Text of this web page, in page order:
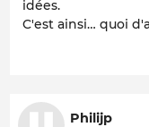
idées.
C'est ainsi… quoi
Philijp